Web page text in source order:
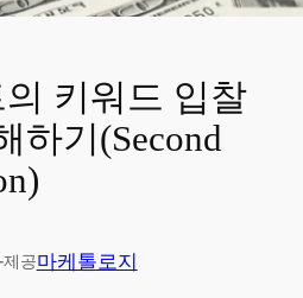
키워드 입찰
하기(Second
제공마케톨로지